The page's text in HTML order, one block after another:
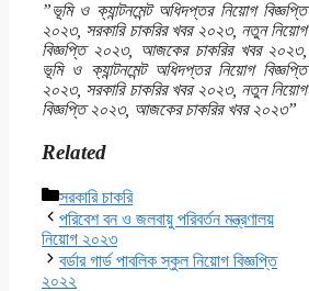
”ভূমি ও ক্যান্টনমেন্ট অধিদপ্তর নিয়োগ বিজ্ঞপ্তি
২০২৩, সরকারি চাকরির খবর ২০২৩, নতুন নিয়োগ
বিজ্ঞপ্তি ২০২৩, আজকের চাকরির খবর ২০২৩,
ভূমি ও ক্যান্টনমেন্ট অধিদপ্তর নিয়োগ বিজ্ঞপ্তি
২০২৩, সরকারি চাকরির খবর ২০২৩, নতুন নিয়োগ
বিজ্ঞপ্তি ২০২৩, আজকের চাকরির খবর ২০২৩”
Related
Categories
সরকারি চাকরি
পরিবেশ বন ও জলবায়ু পরিবর্তন মন্ত্রণালয়
নিয়োগ ২০২৩
বর্ডার গার্ড পাবলিক স্কুল নিয়োগ বিজ্ঞপ্তি
২০২২